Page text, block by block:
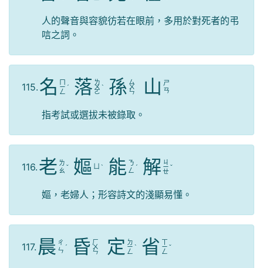
人的聲音與容貌彷若在眼前，多用於對死者的弔
唁之詞。
115. 名 ㄇ
ㄧ
ㄥ
ˊ 落 ㄌ
ㄨ
ㄛ
ˋ 孫 ㄙ
ㄨ
ㄣ 山 ㄕ
ㄢ
指考試或選拔未被錄取。
116. 老 ㄌ
ㄠ ˇ 嫗 ˋ 能 ㄋ
ㄥ ˊ 解 ㄐ
ㄧ
ㄝ
ˇ
嫗，老婦人；形容詩文的淺顯易懂。
117. 晨 ㄔ
ㄣ ˊ 昏 ㄏ
ㄨ
ㄣ 定 ㄉ
ㄧ
ㄥ
ˋ 省 ㄒ
ㄧ
ㄥ
ˇ